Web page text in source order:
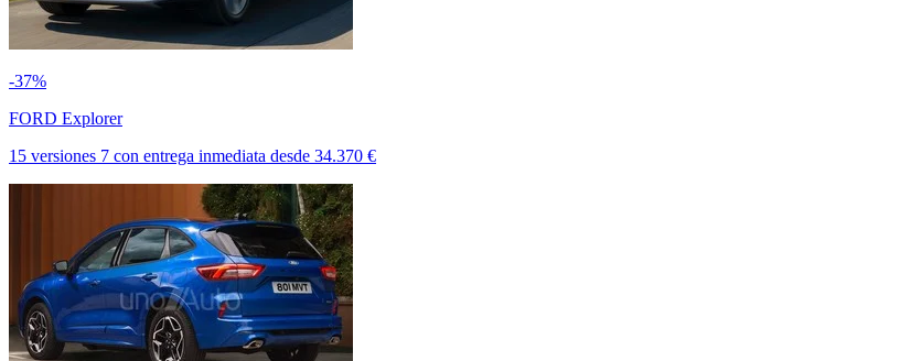
-37%
FORD Explorer
15 versiones 7 con entrega inmediata desde 34.370 €